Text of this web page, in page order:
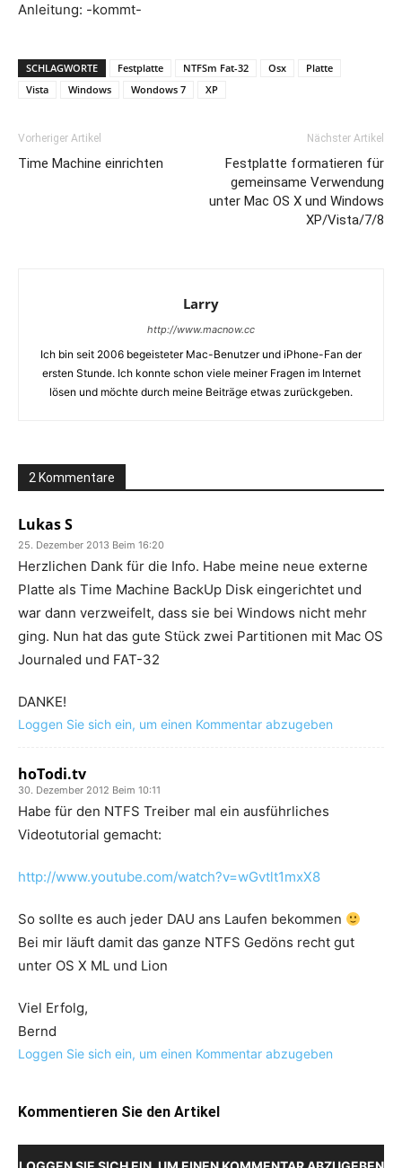
Anleitung: -kommt-
SCHLAGWORTE Festplatte NTFSm Fat-32 Osx
Platte
Vista
Windows Wondows 7 XP
Vorheriger Artikel
Time Machine einrichten
Nächster Artikel
Festplatte formatieren für
gemeinsame Verwendung
unter Mac OS X und Windows
XP/Vista/7/8
Larry
http://www.macnow.cc
Ich bin seit 2006 begeisteter Mac-Benutzer und iPhone-Fan der
ersten Stunde. Ich konnte schon viele meiner Fragen im Internet
lösen und möchte durch meine Beiträge etwas zurückgeben.
2 Kommentare
Lukas S
25. Dezember 2013 Beim 16:20
Herzlichen Dank für die Info. Habe meine neue externe
Platte als Time Machine BackUp Disk eingerichtet und
war dann verzweifelt, dass sie bei Windows nicht mehr
ging. Nun hat das gute Stück zwei Partitionen mit Mac OS
Journaled und FAT-32
DANKE!
Loggen Sie sich ein, um einen Kommentar abzugeben
hoTodi.tv
30. Dezember 2012 Beim 10:11
Habe für den NTFS Treiber mal ein ausführliches
Videotutorial gemacht:
http://www.youtube.com/watch?v=wGvtlt1mxX8
So sollte es auch jeder DAU ans Laufen bekommen
Bei mir läuft damit das ganze NTFS Gedöns recht gut
unter OS X ML und Lion
Viel Erfolg,
Bernd
Loggen Sie sich ein, um einen Kommentar abzugeben
Kommentieren Sie den Artikel